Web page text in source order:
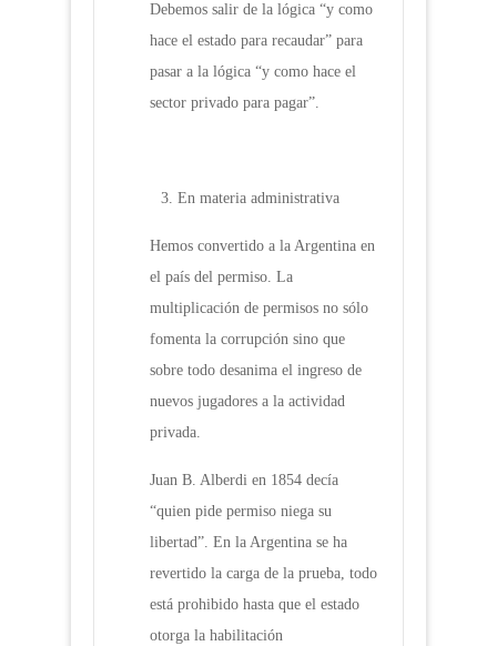
Debemos salir de la lógica “y como
hace el estado para recaudar” para
pasar a la lógica “y como hace el
sector privado para pagar”.
En materia administrativa
Hemos convertido a la Argentina en
el país del permiso. La
multiplicación de permisos no sólo
fomenta la corrupción sino que
sobre todo desanima el ingreso de
nuevos jugadores a la actividad
privada.
Juan B. Alberdi en 1854 decía
“quien pide permiso niega su
libertad”. En la Argentina se ha
revertido la carga de la prueba, todo
está prohibido hasta que el estado
otorga la habilitación